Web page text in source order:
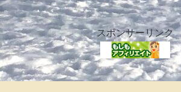
スポンサーリンク